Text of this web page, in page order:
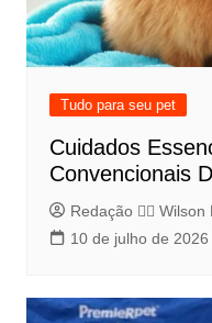
Tudo para seu pet
Cuidados
Convencionais
Redação 👨‍⚖️​
10 de julho de 2026